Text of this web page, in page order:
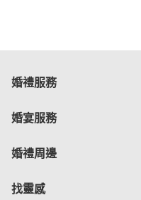
婚禮服務
婚宴服務
婚禮周邊
找靈感